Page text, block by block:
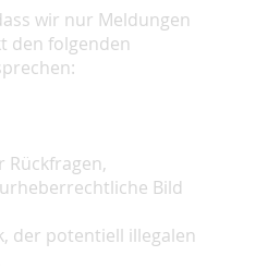
wir nur Meldungen
den folgenden
Rückfragen,
Bild
der potentiell illegalen